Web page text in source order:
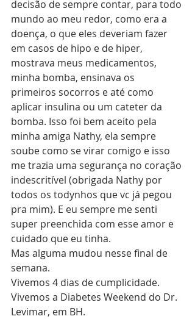
decisão de sempre contar, para todo
mundo ao meu redor, como era a
doença, o que eles deveriam fazer
em casos de hipo e de hiper,
mostrava meus medicamentos,
minha bomba, ensinava os
primeiros socorros e até como
aplicar insulina ou um cateter da
bomba. Isso foi bem aceito pela
minha amiga Nathy, ela sempre
soube como se virar comigo e isso
me trazia uma segurança no coração
indescritível (obrigada Nathy por
todos os todynhos que vc já pegou
pra mim). E eu sempre me senti
super preenchida com esse amor e
cuidado que eu tinha.
Mas alguma mudou nesse final de
semana.
Vivemos 4 dias de cumplicidade.
Vivemos a Diabetes Weekend do Dr.
Levimar, em BH.